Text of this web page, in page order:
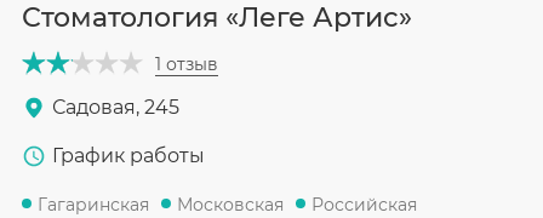
Стоматология «Леге Артис»
1 отзыв
Садовая, 245
График работы
Гагаринская Московская Российская